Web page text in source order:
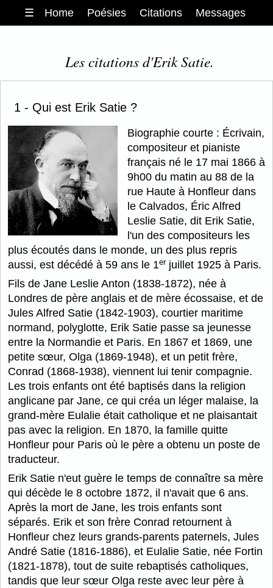
☰ Home Poésies Citations Messages
Les citations d'Erik Satie.
1 - Qui est Erik Satie ?
Biographie courte : Écrivain,
compositeur et pianiste
français né le 17 mai 1866 à
9h00 du matin au 88 de la
rue Haute à Honfleur dans
le Calvados, Éric Alfred
Leslie Satie, dit Erik Satie,
l'un des compositeurs les
plus écoutés dans le monde, un des plus repris
aussi, est décédé à 59 ans le 1erjuillet 1925 à Paris.
Fils de Jane Leslie Anton (1838-1872), née à
Londres de père anglais et de mère écossaise, et de
Jules Alfred Satie (1842-1903), courtier maritime
normand, polyglotte, Erik Satie passe sa jeunesse
entre la Normandie et Paris. En 1867 et 1869, une
petite sœur, Olga (1869-1948), et un petit frère,
Conrad (1868-1938), viennent lui tenir compagnie.
Les trois enfants ont été baptisés dans la religion
anglicane par Jane, ce qui créa un léger malaise, la
grand-mère Eulalie était catholique et ne plaisantait
pas avec la religion. En 1870, la famille quitte
Honfleur pour Paris où le père a obtenu un poste de
traducteur.
Erik Satie n'eut guère le temps de connaître sa mère
qui décède le 8 octobre 1872, il n'avait que 6 ans.
Après la mort de Jane, les trois enfants sont
séparés. Erik et son frère Conrad retournent à
Honfleur chez leurs grands-parents paternels, Jules
André Satie (1816-1886), et Eulalie Satie, née Fortin
(1821-1878), tout de suite rebaptisés catholiques,
tandis que leur sœur Olga reste avec leur père à